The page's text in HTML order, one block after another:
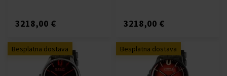
3218,00 € 3218,00 €
Besplatna dostava Besplatna dostava